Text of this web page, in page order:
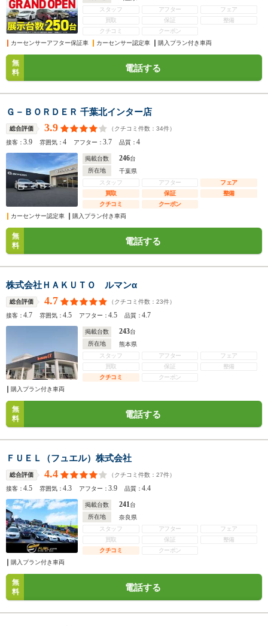
スタッフ
アフター
フェア
買取
保証
整備
クチコミ
クーポン
カーセンサーアフター保証車
カーセンサー認定車 購入プラン付き車両
無
料
電話する
Ｇ－ＢＯＲＤＥＲ 千葉北インター店
総合評価 3.9 （クチコミ件数： 34件）
接客：3.9 雰囲気：4 アフター：3.7 品質：4
掲載台数 246台
所在地
千葉県
スタッフ
アフター
フェア
買取
保証
整備
クチコミ
クーポン
カーセンサー認定車
購入プラン付き車両
無
料
電話する
株式会社ＨＡＫＵＴＯ ルマンα
総合評価 4.7 （クチコミ件数： 23件）
接客：4.7 雰囲気：4.5 アフター：4.5 品質：4.7
掲載台数 243台
所在地
熊本県
スタッフ
アフター
フェア
買取
保証
整備
クチコミ
クーポン
購入プラン付き車両
無
料
電話する
ＦＵＥＬ（フュエル）株式会社
総合評価 4.4 （クチコミ件数： 27件）
接客：4.5 雰囲気：4.3 アフター：3.9 品質：4.4
掲載台数 241台
所在地
奈良県
スタッフ
アフター
フェア
買取
保証
整備
クチコミ
クーポン
購入プラン付き車両
無
料
電話する